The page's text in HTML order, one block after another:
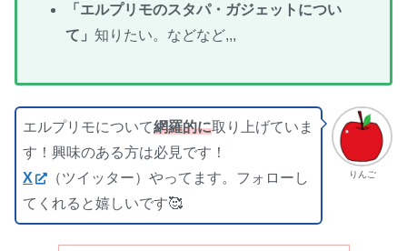
「エルプリモのスタパ・ガジェットについ
て」知りたい。などなど,,,
りんご
エルプリモについて網羅的に取り上げていま
す！興味のある方は必見です！
X
（ツイッター）やってます。フォローし
てくれると嬉しいです🥰